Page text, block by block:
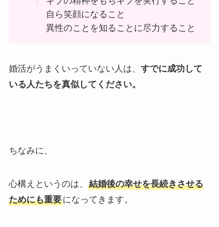
自ら笑顔になること
異性のことを知ることに尽力すること
婚活がうまくいっていない人は、 すでに成功して
いる人たちを真似してください。
ちなみに、
心構えというのは、 結婚後の幸せを長続きさせる
ためにも重要になってきます。